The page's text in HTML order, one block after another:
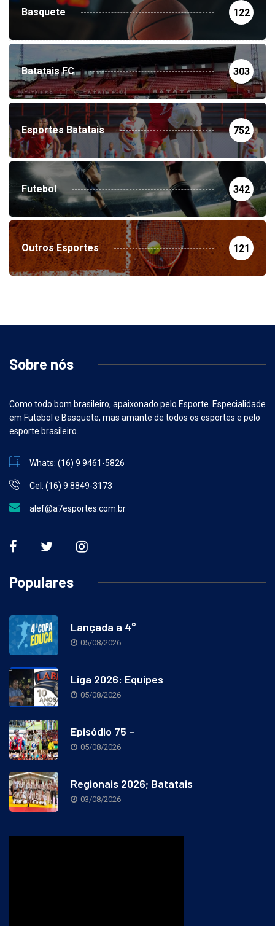
Basquete 122
Batatais FC 303
Esportes Batatais 752
Futebol 342
Outros Esportes 121
Sobre nós
Como todo bom brasileiro, apaixonado pelo Esporte. Especialidade
em Futebol e Basquete, mas amante de todos os esportes e pelo
esporte brasileiro.
Whats: (16) 9 9461-5826
Cel: (16) 9 8849-3173
alef@a7esportes.com.br
Populares
Lançada a 4°
05/08/2026
Liga 2026: Equipes
05/08/2026
Episódio 75 –
05/08/2026
Regionais 2026; Batatais
03/08/2026